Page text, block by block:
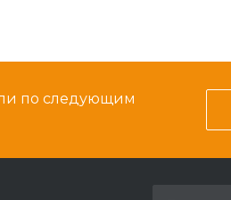
по следующим